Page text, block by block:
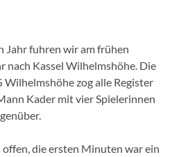
Jahr fuhren wir am frühen
nach Kassel Wilhelmshöhe. Die
Wilhelmshöhe zog alle Register
Kader mit vier Spielerinnen
die ersten Minuten war ein